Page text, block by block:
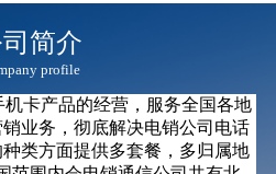
简介
profile
卡产品的经营，服务全国各地
销业务，彻底解决电销公司电话
类方面提供多套餐，多归属地